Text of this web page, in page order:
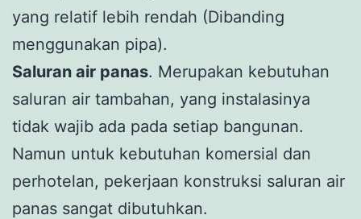
yang relatif lebih rendah (Dibanding
menggunakan pipa).
Saluran air panas. Merupakan kebutuhan
saluran air tambahan, yang instalasinya
tidak wajib ada pada setiap bangunan.
Namun untuk kebutuhan komersial dan
perhotelan, pekerjaan konstruksi saluran air
panas sangat dibutuhkan.